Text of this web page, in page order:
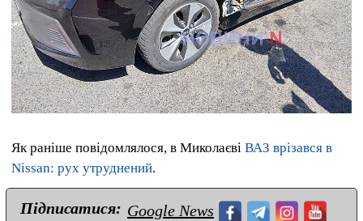
Як раніше повідомлялося, в Миколаєві ВАЗ врізався в
Nissan: рух утруднений.
Підписатися: Google News